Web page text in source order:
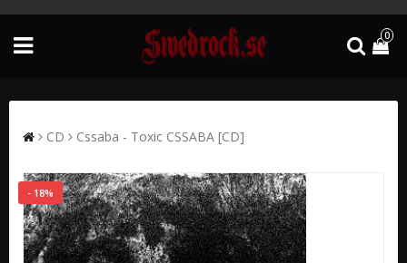
0
CD Cssaba - Toxic CSSABA [CD]
- 18%